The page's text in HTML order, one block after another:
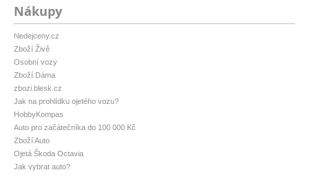
Nákupy
hledejceny.cz
Zboží Živě
Osobní vozy
Zboží Dáma
zbozi.blesk.cz
Jak na prohlídku ojetého vozu?
HobbyKompas
Auto pro začátečníka do 100 000 Kč
Zboží Auto
Ojetá Škoda Octavia
Jak vybrat auto?